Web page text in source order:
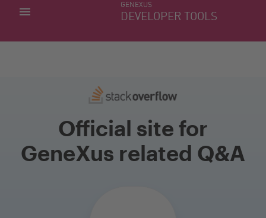
GENEXUS
DEVELOPER TOOLS
MINHAS APLICACÕES
Official site for
GeneXus related Q&A